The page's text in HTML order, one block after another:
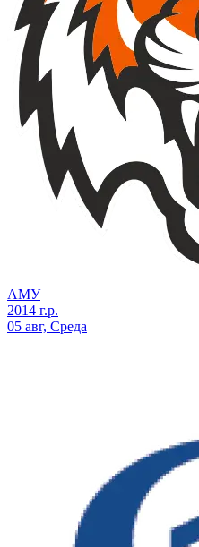
АМУ
2014 г.р.
05 авг, Среда